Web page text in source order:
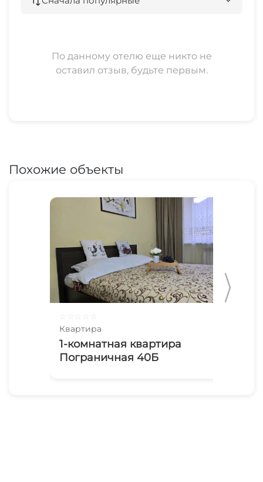
По данному отелю еще никто не
оставил отзыв, будьте первым.
Похожие объекты
Квартира
1-комнатная квартира
Пограничная 40Б